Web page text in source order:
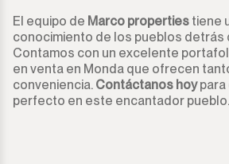
El equipo de Marco properties tiene
conocimiento de los pueblos detrás
Contamos con un excelente
en venta en Monda que ofrecen
conveniencia. Contáctanos hoypara
perfecto en este encantador pueblo.